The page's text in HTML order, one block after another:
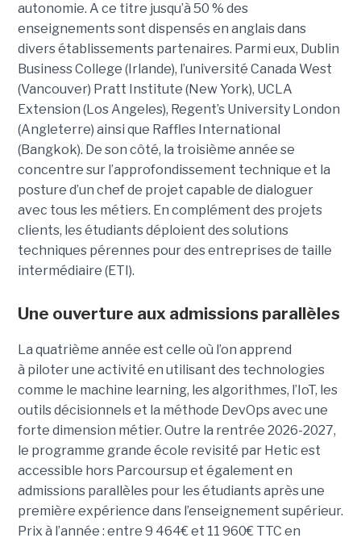
autonomie. A ce titre jusqu’à 50 % des
enseignements sont dispensés en anglais dans
divers établissements partenaires. Parmi eux, Dublin
Business College (Irlande), l’université Canada West
(Vancouver) Pratt Institute (New York), UCLA
Extension (Los Angeles), Regent’s University London
(Angleterre) ainsi que Raffles International
(Bangkok). De son côté, la troisième année se
concentre sur l’approfondissement technique et la
posture d’un chef de projet capable de dialoguer
avec tous les métiers. En complément des projets
clients, les étudiants déploient des solutions
techniques pérennes pour des entreprises de taille
intermédiaire (ETI).
Une ouverture aux admissions parallèles
La quatrième année est celle où l’on apprend
à piloter une activité en utilisant des technologies
comme le machine learning, les algorithmes, l’IoT, les
outils décisionnels et la méthode DevOps avec une
forte dimension métier. Outre la rentrée 2026-2027,
le programme grande école revisité par Hetic est
accessible hors Parcoursup et également en
admissions parallèles pour les étudiants après une
première expérience dans l’enseignement supérieur.
Prix à l’année : entre 9 464€ et 11 960€ TTC en